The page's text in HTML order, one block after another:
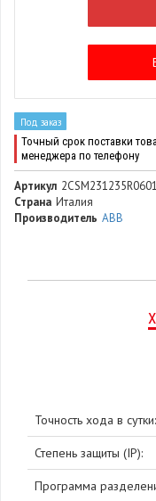
Под заказ
Точный срок поставки
менеджера по телефону
Артикул 2CSM231235R0601
Страна Италия
Производитель ABB
Точность хода в сутки:
Степень защиты (IP):
Программа